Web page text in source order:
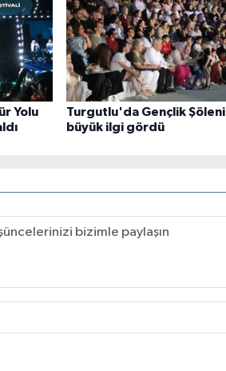
Yolu
Turgutlu'da Gençlik Şöleni
büyük ilgi gördü